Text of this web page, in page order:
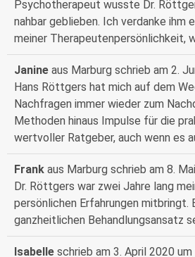
Psychotherapeut wusste Dr.
nahbar geblieben. Ich verdanke ihm
meiner Therapeutenpersönlichkeit,
Janine aus Marburg schrieb am 2.
Hans Röttgers hat mich auf dem
Nachfragen immer wieder zum
Methoden hinaus Impulse für die
wertvoller Ratgeber, auch wenn es
Frank aus Marburg schrieb am 8.
Dr. Röttgers war zwei Jahre lang
persönlichen Erfahrungen mitbringt.
ganzheitlichen Behandlungsansatz
Isabelle schrieb am 3. April 2020 um